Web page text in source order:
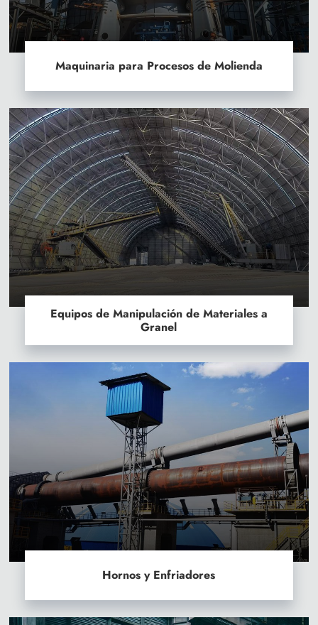
Maquinaria para Procesos de Molienda
Equipos de Manipulación de Materiales a
Granel
Hornos y Enfriadores